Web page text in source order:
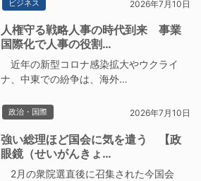
ビジネス 2026年7月10日
人権守る戦略人事の時代到来 事業
国際化で人事の役割…
近年の新型コロナ感染拡大やウクライ
ナ、中東での紛争は、海外…
政治・国際 2026年7月10日
強い総理ほど国会に気を遣う 【政
眼鏡（せいがんきょ…
2月の衆院選直後に召集された今国会